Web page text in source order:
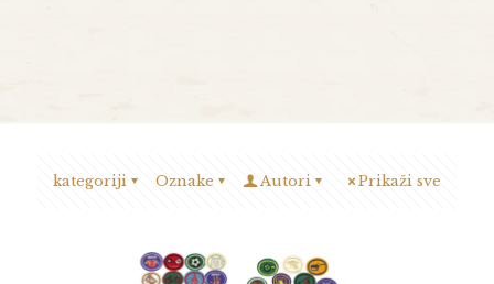
kategoriji Oznake Autori Prikaži sve